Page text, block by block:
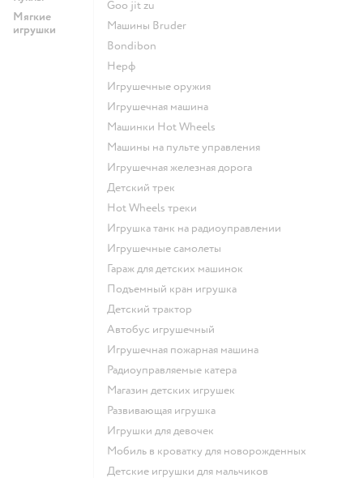
Мягкие
игрушки
Goo jit zu
Машины Bruder
Bondibon
Нерф
Игрушечные оружия
Игрушечная машина
Машинки Hot Wheels
Машины на пульте управления
Игрушечная железная дорога
Детский трек
Hot Wheels треки
Игрушка танк на радиоуправлении
Игрушечные самолеты
Гараж для детских машинок
Подъемный кран игрушка
Детский трактор
Автобус игрушечный
Игрушечная пожарная машина
Радиоуправляемые катера
Магазин детских игрушек
Развивающая игрушка
Игрушки для девочек
Мобиль в кроватку для новорожденных
Детские игрушки для мальчиков